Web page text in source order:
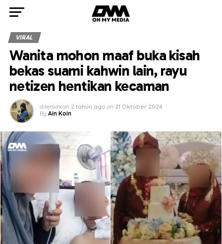
VIRAL
Wanita mohon maaf buka kisah
bekas suami kahwin lain, rayu
netizen hentikan kecaman
diterbitkan 2 tahun ago on 21 Oktober 2024
By Ain Koin